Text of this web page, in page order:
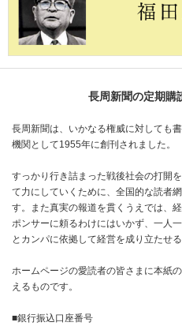
長周新聞の定期購
長周新聞は、いかなる権威に対しても
機関として1955年に創刊されました。
すっかり行き詰まった戦後社会の打開
て力にしていくために、全国的な読者
す。また真実の報道を貫くうえでは、
ポンサーに頼るわけにはいかず、一人
とカンパに依拠して経営を成り立たせ
ホームページの愛読者の皆さまに本紙
えるものです。
■銀行振込口座番号